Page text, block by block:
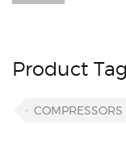
Product
COMPRESSORS